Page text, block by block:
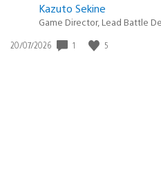
Kazuto Sekine
Game Director, Lead Battle
Data
20/07/2026 1 5